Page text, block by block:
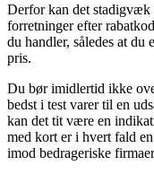
Derfor kan det
forretninger efter
du handler, således at
pris.
Du bør imidlertid ikke
bedst i test varer til en
kan det tit være en
med kort er i hvert fald
imod bedrageriske